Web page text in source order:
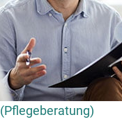
(Pflegeberatung)